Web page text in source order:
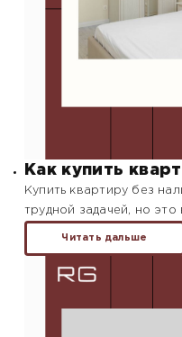
Как купить
Купить квартиру без
трудной задачей, но
Читать дальше